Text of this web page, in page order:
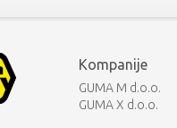
Kompanije
GUMA M d.o.o.
GUMA X d.o.o.